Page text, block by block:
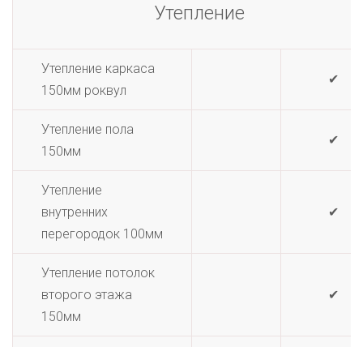
Утепление
Утепление каркаса
150мм роквул
✔
Утепление пола
150мм
✔
Утепление
внутренних
перегородок 100мм
✔
Утепление потолок
второго этажа
150мм
✔